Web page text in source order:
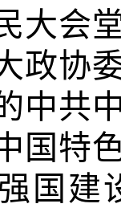
大会
政协
中共
国特
国建